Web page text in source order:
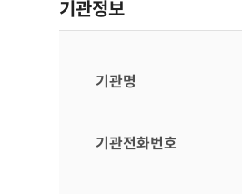
기관정보
기관명
기관전화번호